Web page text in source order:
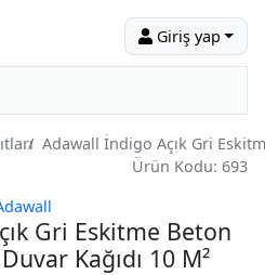
Giriş yap
Adawall İndigo Açık Gri
Ürün Kodu: 693
Gri Eskitme Beton
Kağıdı 10 M²